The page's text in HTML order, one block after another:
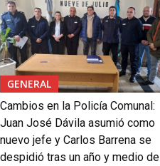
GENERAL
Cambios en la Policía Comunal:
Juan José Dávila asumió como
nuevo jefe y Carlos Barrena se
despidió tras un año y medio de